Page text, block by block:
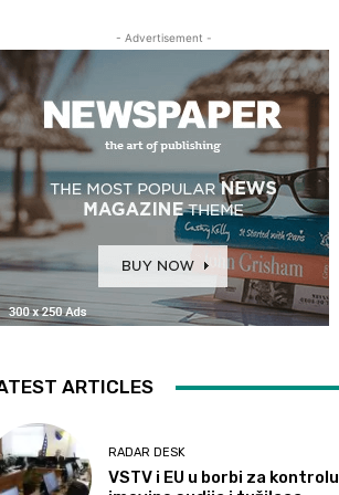
- Advertisement -
ARTICLES
RADAR DESK
VSTV i EU u borbi za kontrolu